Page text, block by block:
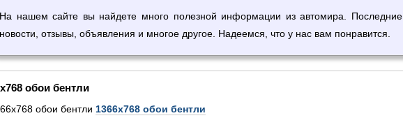
На нашем сайте вы найдете много полезной информации из автомира. Последние
новости, отзывы, объявления и многое другое. Надеемся, что у нас вам понравится.
обои бентли
1366х768 обои бентли